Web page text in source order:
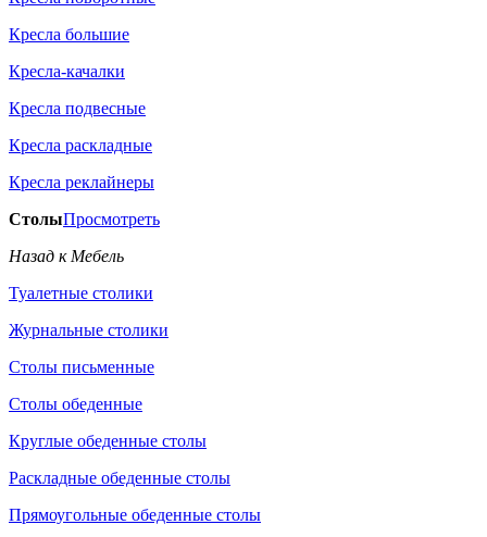
Кресла большие
Кресла-качалки
Кресла подвесные
Кресла раскладные
Кресла реклайнеры
СтолыПросмотреть
Назад к Мебель
Туалетные столики
Журнальные столики
Столы письменные
Столы обеденные
Круглые обеденные столы
Раскладные обеденные столы
Прямоугольные обеденные столы